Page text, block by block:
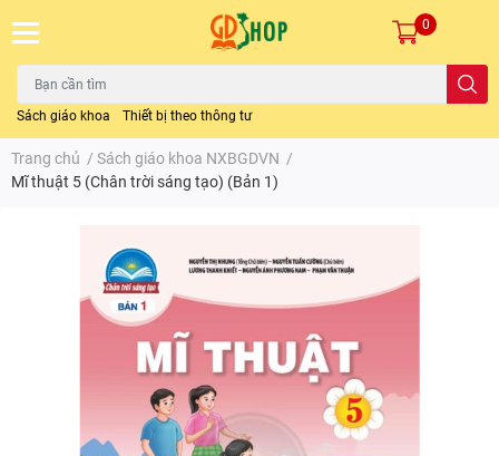
Sách giáo khoa Thiết bị theo thông tư
0
Trang chủ / Sách giáo khoa NXBGDVN /
Mĩ thuật 5 (Chân trời sáng tạo) (Bản 1)